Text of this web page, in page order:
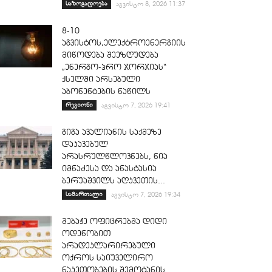
საზოგადოება აგვისტო 8, 2026 11:37
8-10
აგვისტოს,ელექტროენერგიის
მიწოდება შეეზღუდება
„ენერგო-პრო ჯორჯიას“
ქსელში არსებული
აბონენტების ნაწილს
რეგიონი აგვისტო 7, 2026 19:41
გიგა ავალიანის საქმეზე
დაკავებულ
არასრულწლოვნებს, ნია
იმნაძესა და ანასტასია
ბერუაშვილს აღკვეთის...
სამართალი აგვისტო 7, 2026 19:34
მებაჟე ოფიცრებმა დიდი
ოდენობით
არადეკლარირებული
ოქროს საიუველირო
ნაკეთობების შემოტანის